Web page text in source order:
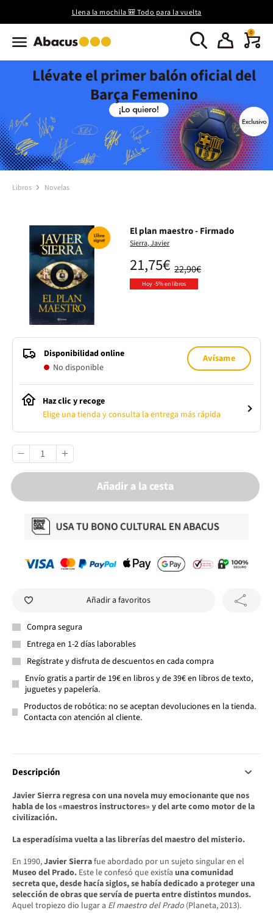
Llena la mochila 🎒 Todo para la vuelta
0
Llévate el primer balón oficial del
Barça Femenino
Libros Novelas
El plan maestro - Firmado
Sierra, Javier
22,90€
21,75€
Hoy -5% en libros
Disponibilidad online
No disponible
Avísame
Haz clic y recoge
Elige una tienda y consulta la entrega más rápida
Añadir a la cesta
Añadir a favoritos
Compra segura
Entrega en 1-2 días laborables
Regístrate y disfruta de descuentos en cada compra
Envío gratis a partir de 19€ en libros y de 39€ en libros de texto,
juguetes y papelería.
Productos de robótica: no se aceptan devoluciones en la tienda.
Contacta con atención al cliente.
Descripción
Javier Sierra regresa con una novela muy emocionante que nos
habla de los «maestros instructores» y del arte como motor de la
civilización.
La esperadísima vuelta a las librerías del maestro del misterio.
En 1990,Javier Sierrafue abordado por un sujeto singular en el
Museo del Prado. Este le confesó que existía una comunidad
secreta que, desde hacía siglos, se había dedicado a proteger una
selección de obras que servía de puerta entre distintos mundos.
Aquel tropiezo dio lugar a El maestro del Prado (Planeta, 2013).